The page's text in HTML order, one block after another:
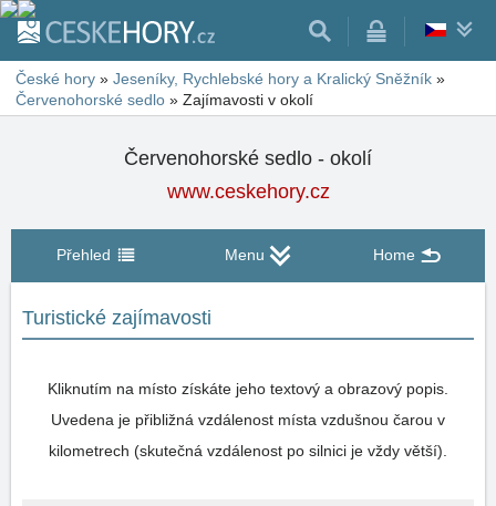
České hory » Jeseníky, Rychlebské hory a Kralický Sněžník »
Červenohorské sedlo » Zajímavosti v okolí
Červenohorské sedlo - okolí
www.ceskehory.cz
Přehled Menu Home
Turistické zajímavosti
Kliknutím na místo získáte jeho textový a obrazový popis.
Uvedena je přibližná vzdálenost místa vzdušnou čarou v
kilometrech (skutečná vzdálenost po silnici je vždy větší).